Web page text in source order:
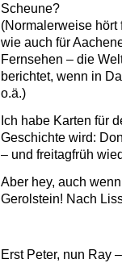
Scheune?
(Normalerweise hört
wie auch für
Fernsehen – die
berichtet, wenn in
o.ä.)
Ich habe Karten für
Geschichte wird:
– und freitagfrüh
Aber hey, auch
Gerolstein! Nach
Erst Peter, nun Ray